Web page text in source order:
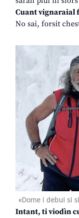
Cuant vignaraial
No sai, forsit
«Dome i debui si
Intant, ti viodìn